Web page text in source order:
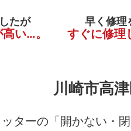
たが
い…。
早く修理
すぐに修理
川崎市高
ターの「開かない・